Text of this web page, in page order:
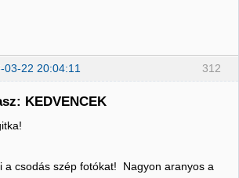
312
03-22 20:04:11
KEDVENCEK
a csodás szép fotókat! Nagyon aranyos a